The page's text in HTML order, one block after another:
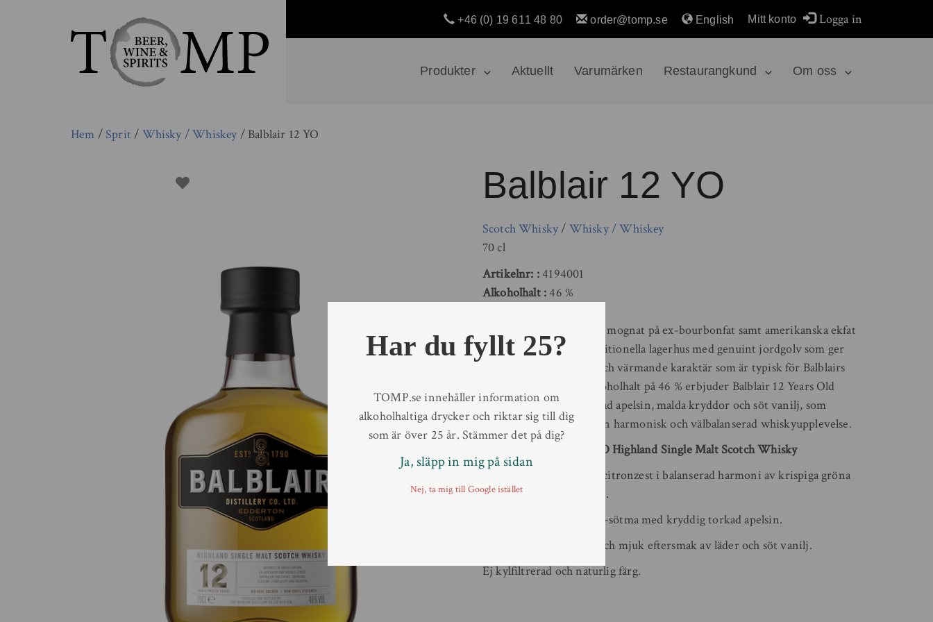
Produkter Aktuellt Varumärken Restaurangkund Om oss
+46 (0) 19 611 48 80 order@tomp.se English Mitt konto Logga in
Hem / Sprit / Whisky / Whiskey / Balblair 12 YO
Balblair 12 YO
Scotch Whisky/ Whisky / Whiskey
70 cl
Artikelnr: 4194001
Alkoholhalt 46 %
Balblair 12 Years Old har mognat på ex-bourbonfat samt amerikanska ekfat
i 12 år i destilleriets traditionella lagerhus med genuint jordgolv som ger
whiskyn sin komplexa och värmande karaktär som är typisk för Balblairs
signaturstil. Med en alkoholhalt på 46 % erbjuder Balblair 12 Years Old
eleganta smaker av torkad apelsin, malda kryddor och söt vanilj, som
samspelar för att skapa en harmonisk och välbalanserad whiskyupplevelse.
Smaknoter Balblair 12YO Highland Single Malt Scotch Whisky
: Eleganta toner av citronzest i balanserad harmoni av krispiga gröna
äpplen och krämig vanilj.
: Intensiv honungs-sötma med kryddig torkad apelsin.
: Långt, krämigt och mjuk eftersmak av läder och söt vanilj.
Ej kylfiltrerad och naturlig färg.
Har du fyllt 25?
TOMP.se innehåller information om
alkoholhaltiga drycker och riktar sig till dig
som är över 25 år. Stämmer det på dig?
Ja, släpp in mig på sidan
Nej, ta mig till Google istället